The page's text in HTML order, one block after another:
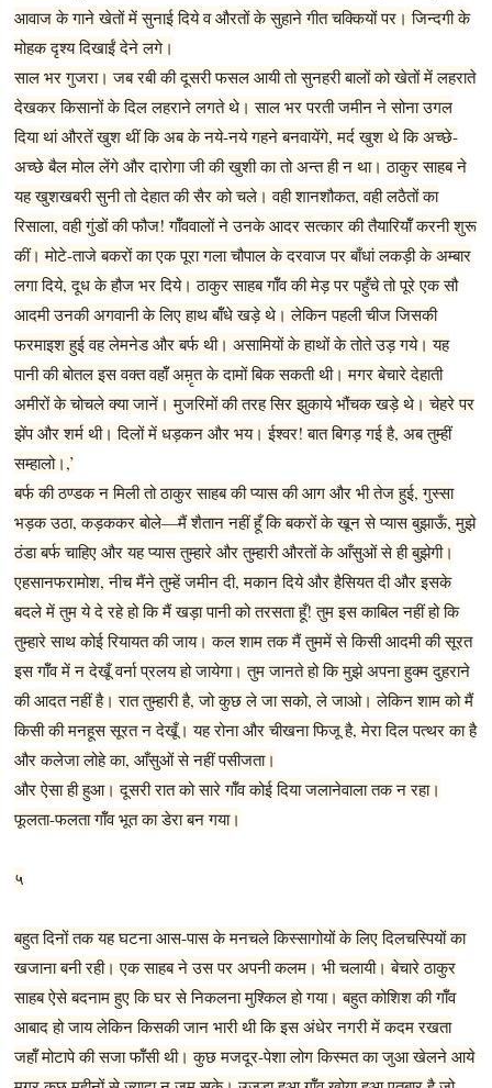
आवाज के गाने खेतों में सुनाई दिये व औरतों के सुहाने गीत चक्कियों पर। जिन्दगी के
मोहक दृश्य दिखाईं देने लगे।
साल भर गुजरा। जब रबी की दूसरी फसल आयी तो सुनहरी बालों को खेतों में लहराते
देखकर किसानों के दिल लहराने लगते थे। साल भर परती जमीन ने सोना उगल
दिया थां औरतें खुश थीं कि अब के नये-नये गहने बनवायेंगे, मर्द खुश थे कि अच्छे-
अच्छे बैल मोल लेंगे और दारोगा जी की खुशी का तो अन्त ही न था। ठाकुर साहब ने
यह खुशखबरी सुनी तो देहात की सैर को चले। वही शानशौकत, वही लठैतों का
रिसाला, वही गुंडों की फौज! गॉँववालों ने उनके आदर सत्कार की तैयारियॉँ करनी शुरू
कीं। मोटे-ताजे बकरों का एक पूरा गला चौपाल के दरवाज पर बाँधां लकड़ी के अम्बार
लगा दिये, दूध के हौज भर दिये। ठाकुर साहब गॉँव की मेड़ पर पहुँचे तो पूरे एक सौ
आदमी उनकी अगवानी के लिए हाथ बॉँधे खड़े थे। लेकिन पहली चीज जिसकी
फरमाइश हुई वह लेमनेड और बर्फ थी। असामियों के हाथों के तोते उड़ गये। यह
पानी की बोतल इस वक्त वहॉँ अम़ृत के दामों बिक सकती थी। मगर बेचारे देहाती
अमीरों के चोचले क्या जानें। मुजरिमों की तरह सिर झुकाये भौंचक खड़े थे। चेहरे पर
झेंप और शर्म थी। दिलों में धड़कन और भय। ईश्वर! बात बिगड़ गई है, अब तुम्हीं
सम्हालो।,’
बर्फ की ठण्डक न मिली तो ठाकुर साहब की प्यास की आग और भी तेज हुई, गुस्सा
भड़क उठा, कड़ककर बोले—मैं शैतान नहीं हूँ कि बकरों के खून से प्यास बुझाऊँ, मुझे
ठंडा बर्फ चाहिए और यह प्यास तुम्हारे और तुम्हारी औरतों के आँसुओं से ही बुझेगी।
एहसानफरामोश, नीच मैंने तुम्हें जमीन दी, मकान दिये और हैसियत दी और इसके
बदले में तुम ये दे रहे हो कि मैं खड़ा पानी को तरसता हूँ! तुम इस काबिल नहीं हो कि
तुम्हारे साथ कोई रियायत की जाय। कल शाम तक मैं तुममें से किसी आदमी की सूरत
इस गॉँव में न देखूँ वर्ना प्रलय हो जायेगा। तुम जानते हो कि मुझे अपना हुक्म दुहराने
की आदत नहीं है। रात तुम्हारी है, जो कुछ ले जा सको, ले जाओ। लेकिन शाम को मैं
किसी की मनहूस सूरत न देखूँ। यह रोना और चीखना फिजू है, मेरा दिल पत्थर का है
और कलेजा लोहे का, आँसुओं से नहीं पसीजता।
और ऐसा ही हुआ। दूसरी रात को सारे गॉँव कोई दिया जलानेवाला तक न रहा।
फूलता-फलता गॉँव भूत का डेरा बन गया।
५
बहुत दिनों तक यह घटना आस-पास के मनचले किस्सागोयों के लिए दिलचस्पियों का
खजाना बनी रही। एक साहब ने उस पर अपनी कलम। भी चलायी। बेचारे ठाकुर
साहब ऐसे बदनाम हुए कि घर से निकलना मुश्किल हो गया। बहुत कोशिश की गॉँव
आबाद हो जाय लेकिन किसकी जान भारी थी कि इस अंधेर नगरी में कदम रखता
जहॉँ मोटापे की सजा फॉँसी थी। कुछ मजदूर-पेशा लोग किस्मत का जुआ खेलने आये